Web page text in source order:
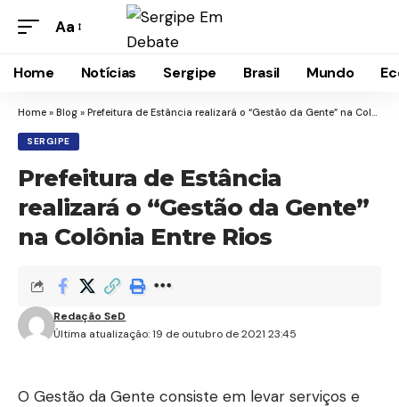
Font
Resizer
Aa
Home Notícias Sergipe Brasil Mundo
Home » Blog » Prefeitura de Estância realizará o “Gestão da Gente” na Colônia Entre Rios
SERGIPE
Prefeitura de Estância
realizará o “Gestão da Gente”
na Colônia Entre Rios
Última atualização: 19 de outubro de 2021 23:45
Redação SeD
O Gestão da Gente consiste em levar serviços e